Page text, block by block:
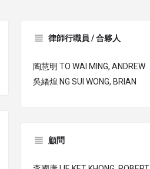
律師行職員 / 合夥人
陶慧明 TO WAI MING, ANDREW
吳緒煌 NG SUI WONG, BRIAN
顧問